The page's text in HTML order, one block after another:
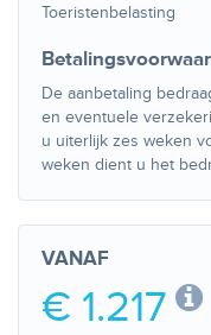
Toeristenbelasting
De aanbetaling
en eventuele
u uiterlijk zes weken
weken dient u het
VANAF
€ 1.217